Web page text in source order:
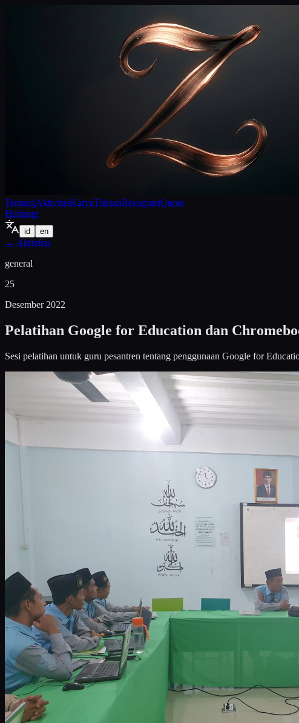
TentangAktivitasKaryaTulisanRekognisiQuote
Hubungi
id en
← Aktivitas
general
25
Desember 2022
Pelatihan Google for Education dan
Sesi pelatihan untuk guru pesantren tentang penggunaan Google for